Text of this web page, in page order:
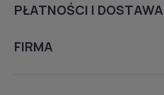
PŁATNOŚCI I DOSTAWA
FIRMA